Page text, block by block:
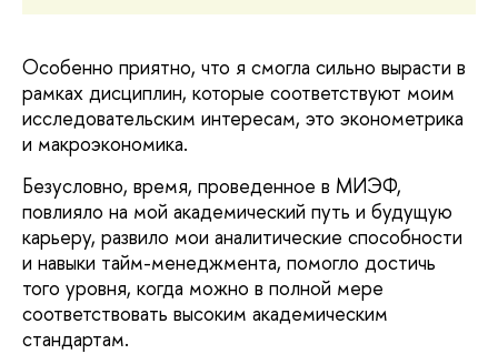
Особенно приятно, что я смогла сильно вырасти в
рамках дисциплин, которые соответствуют моим
исследовательским интересам, это эконометрика
и макроэкономика.
Безусловно, время, проведенное в МИЭФ,
повлияло на мой академический путь и будущую
карьеру, развило мои аналитические способности
и навыки тайм-менеджмента, помогло достичь
того уровня, когда можно в полной мере
соответствовать высоким академическим
стандартам.